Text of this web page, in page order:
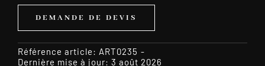
DEMANDE DE DEVIS
Référence article: ART0235 -
Dernière mise à jour: 3 août 2026